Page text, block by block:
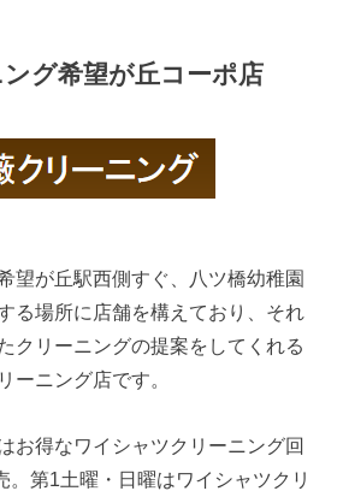
グ希望が丘コーポ店
望が丘駅西側すぐ、八ツ橋幼稚園
る場所に店舗を構えており、それ
クリーニングの提案をしてくれる
ーニング店です。
お得なワイシャツクリーニング回
。第1土曜・日曜はワイシャツクリ